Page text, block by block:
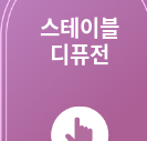
스테이블
디퓨전